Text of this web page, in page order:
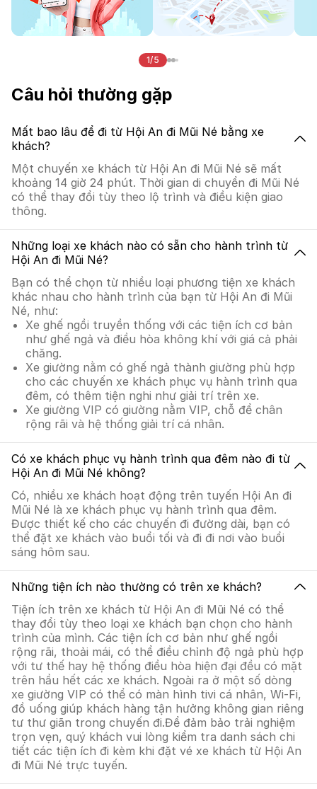
1/5
Câu hỏi thường gặp
Mất bao lâu để đi từ Hội An đi Mũi Né bằng xe
khách?
Một chuyến xe khách từ Hội An đi Mũi Né sẽ mất
khoảng 14 giờ 24 phút. Thời gian di chuyển đi Mũi Né
có thể thay đổi tùy theo lộ trình và điều kiện giao
thông.
Những loại xe khách nào có sẵn cho hành trình từ
Hội An đi Mũi Né?
Bạn có thể chọn từ nhiều loại phương tiện xe khách
khác nhau cho hành trình của bạn từ Hội An đi Mũi
Né, như:
Xe ghế ngồi truyền thống với các tiện ích cơ bản
như ghế ngả và điều hòa không khí với giá cả phải
chăng.
Xe giường nằm có ghế ngả thành giường phù hợp
cho các chuyến xe khách phục vụ hành trình qua
đêm, có thêm tiện nghi như giải trí trên xe.
Xe giường VIP có giường nằm VIP, chỗ để chân
rộng rãi và hệ thống giải trí cá nhân.
Có xe khách phục vụ hành trình qua đêm nào đi từ
Hội An đi Mũi Né không?
Có, nhiều xe khách hoạt động trên tuyến Hội An đi
Mũi Né là xe khách phục vụ hành trình qua đêm.
Được thiết kế cho các chuyến đi đường dài, bạn có
thể đặt xe khách vào buổi tối và đi đi nơi vào buổi
sáng hôm sau.
Những tiện ích nào thường có trên xe khách?
Tiện ích trên xe khách từ Hội An đi Mũi Né có thể
thay đổi tùy theo loại xe khách bạn chọn cho hành
trình của mình. Các tiện ích cơ bản như ghế ngồi
rộng rãi, thoải mái, có thể điều chỉnh độ ngả phù hợp
với tư thế hay hệ thống điều hòa hiện đại đều có mặt
trên hầu hết các xe khách. Ngoài ra ở một số dòng
xe giường VIP có thể có màn hình tivi cá nhân, Wi-Fi,
đồ uống giúp khách hàng tận hưởng không gian riêng
tư thư giãn trong chuyến đi.Để đảm bảo trải nghiệm
trọn vẹn, quý khách vui lòng kiểm tra danh sách chi
tiết các tiện ích đi kèm khi đặt vé xe khách từ Hội An
đi Mũi Né trực tuyến.